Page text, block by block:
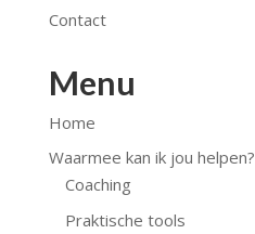
Contact
Menu
Home
Waarmee kan ik jou helpen?
Coaching
Praktische tools